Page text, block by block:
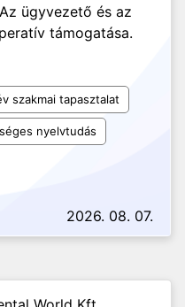
ügyvezető és az
támogatása.
szakmai tapasztalat
nyelvtudás
2026. 08. 07.